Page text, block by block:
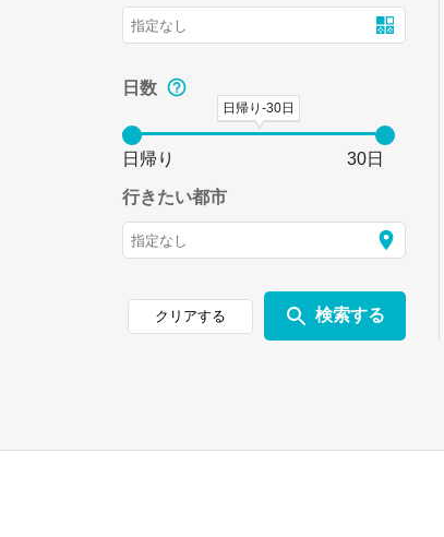
日数
日帰り 30日
日帰り-30日
行きたい都市